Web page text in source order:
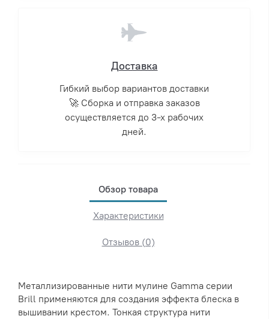
Доставка
Гибкий выбор вариантов доставки
🚀 Сборка и отправка заказов
осуществляется до 3-х рабочих
дней.
Обзор товара
Характеристики
Отзывов (0)
Металлизированные нити мулине Gamma серии
Brill применяются для создания эффекта блеска в
вышивании крестом. Тонкая структура нити